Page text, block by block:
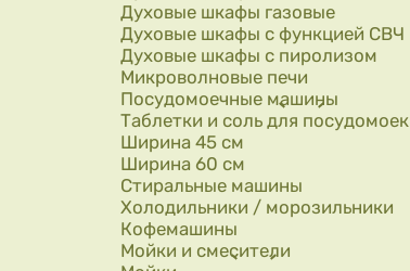
Духовые шкафы газовые
Духовые шкафы с функцией СВЧ
Духовые шкафы с пиролизом
Микроволновые печи
Посудомоечные машины
Таблетки и соль для посудомоек
Ширина 45 см
Ширина 60 см
Стиральные машины
Холодильники / морозильники
Кофемашины
Мойки и смесители